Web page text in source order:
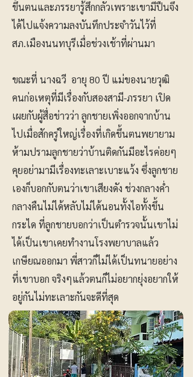
ขึ้นตนและภรรยารู้สึกกลัวเพราะเขามีปืนจึง
ได้ไปแจ้งความลงบันทึกประจำวันไว้ที่
สภ.เมืองนนทบุรีเมื่อช่วงเช้าที่ผ่านมา
ขณะที่ นางฉวี อายุ 80 ปี แม่ของนายวุฒิ
คนก่อเหตุที่มีเรื่องกับสองสามี-ภรรยา เปิด
เผยกับผู้สื่อข่าวว่า ลูกชายเพิ่งออกจากบ้าน
ไปเมื่อสักครู่ใหญ่เรื่องที่เกิดขึ้นตนพยายาม
ห้ามปรามลูกชายว่าบ้านติดกันมีอะไรค่อยๆ
คุยอย่ามามีเรื่องทะเลาะเบาะแว้ง ซึ่งลูกชาย
เองก็บอกกับตนว่าเขาเสียงดัง ช่วงกลางค่ำ
กลางคืนไม่ได้หลับไม่ได้นอนทั้งไอทั้งขึ้น
กระได ที่ลูกชายบอกว่าเป็นตำรวจนั้นเขาไม่
ได้เป็นเขาเคยทำงานโรงพยาบาลแล้ว
เกษียณออกมา พี่สาวก็ไม่ได้เป็นทนายอย่าง
ที่เขาบอก จริงๆแล้วตนก็ไม่อยากยุ่งอยากให้
อยู่กันไม่ทะเลาะกันจะดีที่สุด